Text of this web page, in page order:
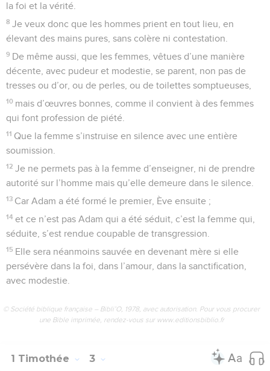
la foi et la vérité.
8 Je veux donc que les hommes prient en tout lieu, en
élevant des mains pures, sans colère ni contestation.
9 De même aussi, que les femmes, vêtues d’une manière
décente, avec pudeur et modestie, se parent, non pas de
tresses ou d’or, ou de perles, ou de toilettes somptueuses,
10 mais d’œuvres bonnes, comme il convient à des femmes
qui font profession de piété.
11 Que la femme s’instruise en silence avec une entière
soumission.
12 Je ne permets pas à la femme d’enseigner, ni de prendre
autorité sur l’homme mais qu’elle demeure dans le silence.
13 Car Adam a été formé le premier, Ève ensuite ;
14 et ce n’est pas Adam qui a été séduit, c’est la femme qui,
séduite, s’est rendue coupable de transgression.
15 Elle sera néanmoins sauvée en devenant mère si elle
persévère dans la foi, dans l’amour, dans la sanctification,
avec modestie.
© Société biblique française – Bibli’O, 1978, avec autorisation. Pour vous procurer
une Bible imprimée, rendez-vous sur www.editionsbiblio.fr
1 Timothée 3